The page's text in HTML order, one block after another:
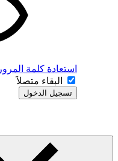
استعادة كلمة المرور
البقاء متصلاَ
تسجيل الدخول